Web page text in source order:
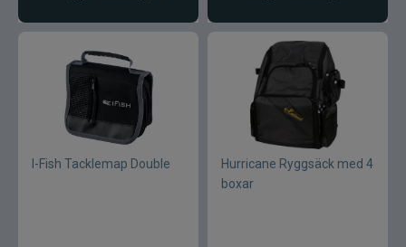
I-Fish Tacklemap Double
Hurricane Ryggsäck med 4
boxar